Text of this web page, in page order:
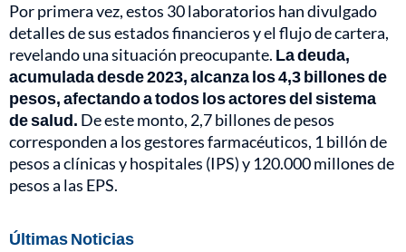
Por primera vez, estos 30 laboratorios han divulgado
detalles de sus estados financieros y el flujo de cartera,
revelando una situación preocupante. La deuda,
acumulada desde 2023, alcanza los 4,3 billones de
pesos, afectando a todos los actores del sistema
de salud. De este monto, 2,7 billones de pesos
corresponden a los gestores farmacéuticos, 1 billón de
pesos a clínicas y hospitales (IPS) y 120.000 millones de
pesos a las EPS.
Últimas Noticias